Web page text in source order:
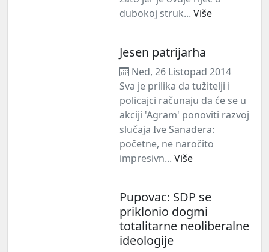
dubokoj struk... Više
Jesen patrijarha
Ned, 26 Listopad 2014
Sva je prilika da tužitelji i
policajci računaju da će se u
akciji 'Agram' ponoviti razvoj
slučaja Ive Sanadera:
početne, ne naročito
impresivn... Više
Pupovac: SDP se
priklonio dogmi
totalitarne neoliberalne
ideologije